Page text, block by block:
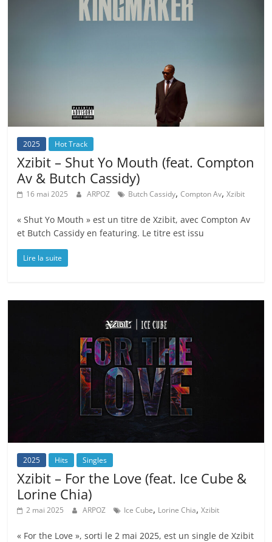
2025 Hot Track
Xzibit – Shut Yo Mouth (feat. Compton
Av & Butch Cassidy)
16 mai 2025 ARPOZ Butch Cassidy,Compton Av,Xzibit
« Shut Yo Mouth » est un titre de Xzibit, avec Compton Av
et Butch Cassidy en featuring. Le titre est issu
Lire la suite
2025 Hits Singles
Xzibit – For the Love (feat. Ice Cube &
Lorine Chia)
2 mai 2025 ARPOZ Ice Cube, Lorine Chia,Xzibit
« For the Love », sorti le 2 mai 2025, est un single de Xzibit